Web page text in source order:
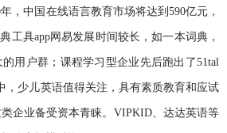
，中国在线语言教育市场将达到590亿元，
工具app网易发展时间较长，如一本词典，
用户群；课程学习型企业先后跑出了51tal
，少儿英语值得关注，具有素质教育和应试
企业备受资本青睐。VIPKID、达达英语等